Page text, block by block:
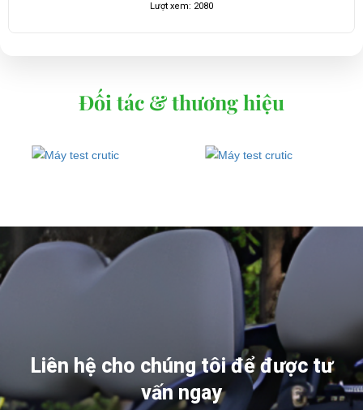
Lượt xem: 3664
Đối tác & thương hiệu
Liên hệ cho chúng tôi để được tư
vấn ngay